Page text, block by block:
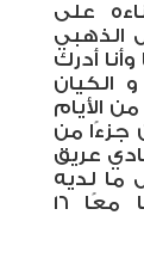
على
الذهبي
أدرك
الكيان
الأيام
جزءًا من
عريق
ما لديه
حققنا معًا ١٦